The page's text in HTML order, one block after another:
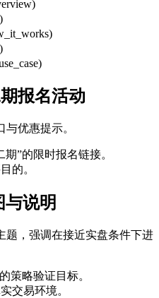
报名活动
优惠提示。
”的限时报名链接。
的。
说明
题，强调在接近实盘条件下进
策略验证目标。
交易环境。